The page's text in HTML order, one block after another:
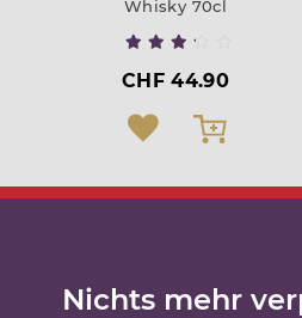
Whisky 70cl
CHF 44.90
Nichts mehr